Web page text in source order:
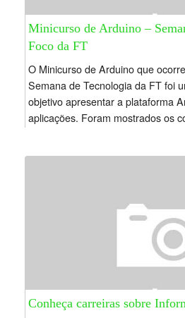
Minicurso de Arduino –
Foco da FT
O Minicurso de Arduino que
Semana de Tecnologia da FT foi
objetivo apresentar a plataforma
aplicações. Foram mostrados os
Conheça carreiras sobre